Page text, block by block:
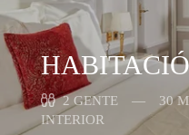
2 GENTE 30
INTERIOR